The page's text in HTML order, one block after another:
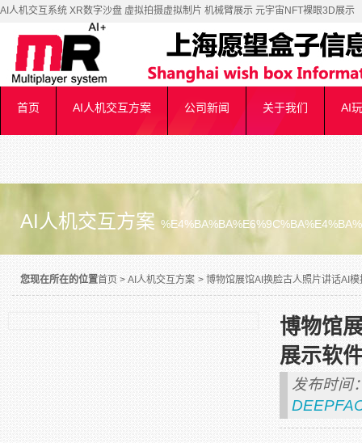
AI人机交互系统 XR数字沙盘 虚拟拍摄虚拟制片 机械臂展示 元宇宙NFT裸眼3D展示
首页 AI人机交互方案 公司新闻 关于我们 AI
AI人机交互方案
您现在所在的位置首页 > AI人机交互方案 > 博物馆展馆AI换脸古人照片讲话AI
博物馆
展示软
发布时间